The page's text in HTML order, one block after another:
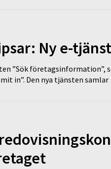
Ny e-
”Sök företagsinformation”,
in”. Den nya tjänsten